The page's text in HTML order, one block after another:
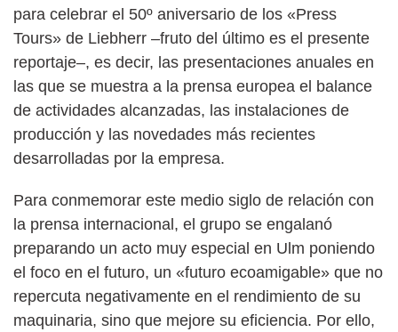
para celebrar el 50º aniversario de los «Press
Tours» de Liebherr –fruto del último es el presente
reportaje–, es decir, las presentaciones anuales en
las que se muestra a la prensa europea el balance
de actividades alcanzadas, las instalaciones de
producción y las novedades más recientes
desarrolladas por la empresa.
Para conmemorar este medio siglo de relación con
la prensa internacional, el grupo se engalanó
preparando un acto muy especial en Ulm poniendo
el foco en el futuro, un «futuro ecoamigable» que no
repercuta negativamente en el rendimiento de su
maquinaria, sino que mejore su eficiencia. Por ello,